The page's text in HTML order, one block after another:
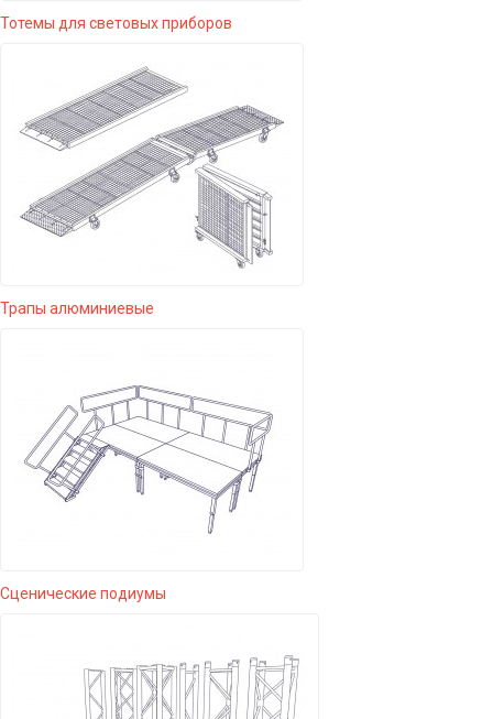
Тотемы для световых приборов
Трапы алюминиевые
Сценические подиумы